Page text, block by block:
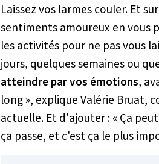
Laissez vos larmes couler. Et
sentiments amoureux en vous
les activités pour ne pas vous
jours, quelques semaines ou
atteindre par vos émotions,
long», explique Valérie Bruat,
actuelle. Et d'ajouter :« Ça
ça passe, et c'est ça le plus